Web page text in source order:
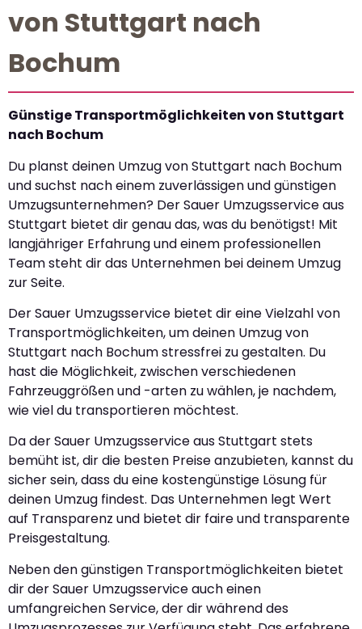
von Stuttgart nach
Bochum
Günstige Transportmöglichkeiten von Stuttgart
nach Bochum
Du planst deinen Umzug von Stuttgart nach Bochum
und suchst nach einem zuverlässigen und günstigen
Umzugsunternehmen? Der Sauer Umzugsservice aus
Stuttgart bietet dir genau das, was du benötigst! Mit
langjähriger Erfahrung und einem professionellen
Team steht dir das Unternehmen bei deinem Umzug
zur Seite.
Der Sauer Umzugsservice bietet dir eine Vielzahl von
Transportmöglichkeiten, um deinen Umzug von
Stuttgart nach Bochum stressfrei zu gestalten. Du
hast die Möglichkeit, zwischen verschiedenen
Fahrzeuggrößen und -arten zu wählen, je nachdem,
wie viel du transportieren möchtest.
Da der Sauer Umzugsservice aus Stuttgart stets
bemüht ist, dir die besten Preise anzubieten, kannst du
sicher sein, dass du eine kostengünstige Lösung für
deinen Umzug findest. Das Unternehmen legt Wert
auf Transparenz und bietet dir faire und transparente
Preisgestaltung.
Neben den günstigen Transportmöglichkeiten bietet
dir der Sauer Umzugsservice auch einen
umfangreichen Service, der dir während des